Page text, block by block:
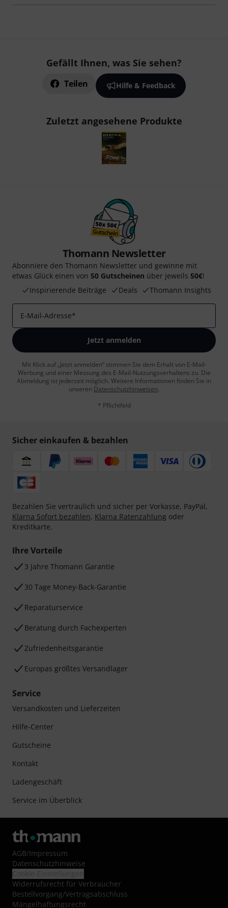
Gefällt Ihnen, was Sie sehen?
Teilen Hilfe & Feedback
Zuletzt angesehene Produkte
Thomann Newsletter
Abonniere den Thomann Newsletter und gewinne mit
etwas Glück einen von 50 Gutscheinen über jeweils 50€!
Inspirierende Beiträge
Deals Thomann Insights
E-Mail-Adresse*
Jetzt anmelden
Mit Klick auf „Jetzt anmelden“ stimmen Sie dem Erhalt von E-Mail-
Werbung und einer Messung des E-Mail-Nutzungsverhaltens zu. Die
Abmeldung ist jederzeit möglich. Weitere Informationen finden Sie in
unseren Datenschutzhinweisen.
* Pflichtfeld
Sicher einkaufen & bezahlen
Bezahlen Sie vertraulich und sicher per Vorkasse, PayPal,
Klarna Sofort bezahlen, Klarna Ratenzahlung oder
Kreditkarte.
Ihre Vorteile
3 Jahre Thomann Garantie
30 Tage Money-Back-Garantie
Reparaturservice
Beratung durch Fachexperten
Zufriedenheitsgarantie
Europas größtes Versandlager
Service
Versandkosten und Lieferzeiten
Hilfe-Center
Gutscheine
Kontakt
Ladengeschäft
Service im Überblick
AGB/Impressum
Datenschutzhinweise
Widerrufsrecht für Verbraucher
Bestellvorgang/Vertragsabschluss
Mängelhaftungsrecht